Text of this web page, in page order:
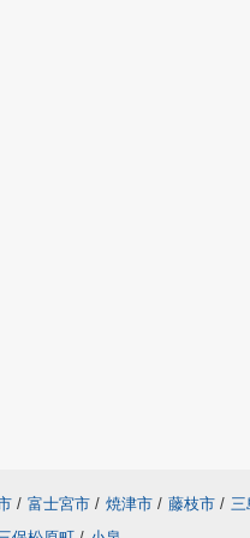
/ 富士宮市 / 焼津市 / 藤枝市 / 三